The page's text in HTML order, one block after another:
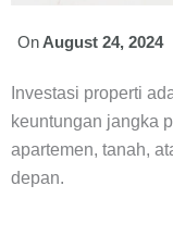
On August 24, 2024
Investasi properti
keuntungan jangka
apartemen, tanah,
depan.